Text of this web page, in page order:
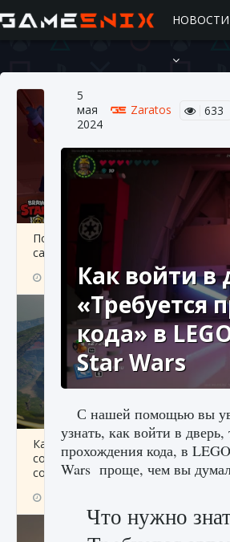
НОВОСТИ
Подробное руководство по
самоцветов Brawl Stars
10 августа 2024 2 685
Как исправить ошибку Palworld
сохранение мира — Невозможно
сохранение данных мира»
5
мая
2024
Zaratos 633
Как войти в
«Требуется
кода» в
Star Wars
С нашей помощью вы
узнать, как войти в
прохождения кода, в
Wars проще, чем вы
Что нужно